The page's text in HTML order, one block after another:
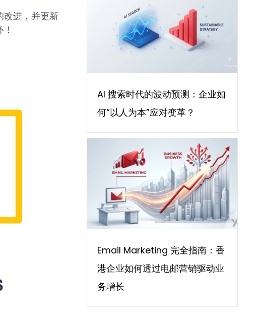
改进，并更新
AI 搜索时代的波动预测：企业如
何“以人为本”应对变革？
Email Marketing 完全指南：香
港企业如何透过电邮营销驱动业
务增长